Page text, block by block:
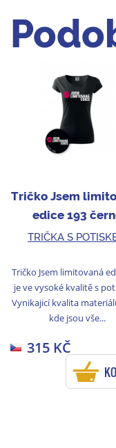
Tričko Jsem
edice 193
TRIČKA S
Tričko Jsem limitovaná
je ve vysoké kvalitě s
Vynikajicí kvalita
kde jsou vše...
315 KČ